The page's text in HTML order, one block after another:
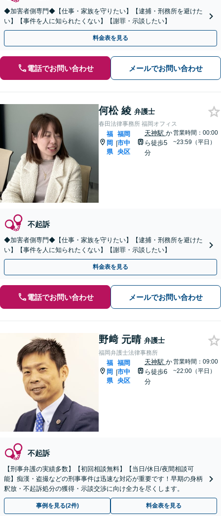
◆加害者側専門◆【仕事・家族を守りたい】【逮捕・刑務所を避けた
い】【事件を人に知られたくない】【謝罪・示談したい】
料金表を見る
電話でお問い合わせ メールでお問い合わせ
何松 綾 弁護士
春田法律事務所 福岡オフィス
福
岡
県
|
福岡
市中
央区
天神駅 か
ら徒歩5
分
営業時間：00:00
~23:59（平日）
不起訴
◆加害者側専門◆【仕事・家族を守りたい】【逮捕・刑務所を避けた
い】【事件を人に知られたくない】【謝罪・示談したい】
料金表を見る
電話でお問い合わせ メールでお問い合わせ
野﨑 元晴 弁護士
福岡弁護士法律事務所
福
岡
県
|
福岡
市中
央区
天神駅 か
ら徒歩6
分
営業時間：09:00
~22:00（平日）
不起訴
【刑事弁護の実績多数】【初回相談無料】【当日/休日/夜間相談可
能】痴漢・盗撮などの刑事事件は迅速な対応が重要です！早期の身柄
釈放・不起訴処分の獲得・示談交渉に向け全力を尽くします。
事例を見る(2件) 料金表を見る